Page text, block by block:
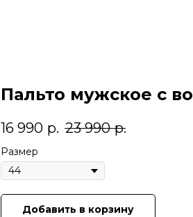
Пальто мужское с
16 990 р. 23 990 р.
Размер
Добавить в корзину